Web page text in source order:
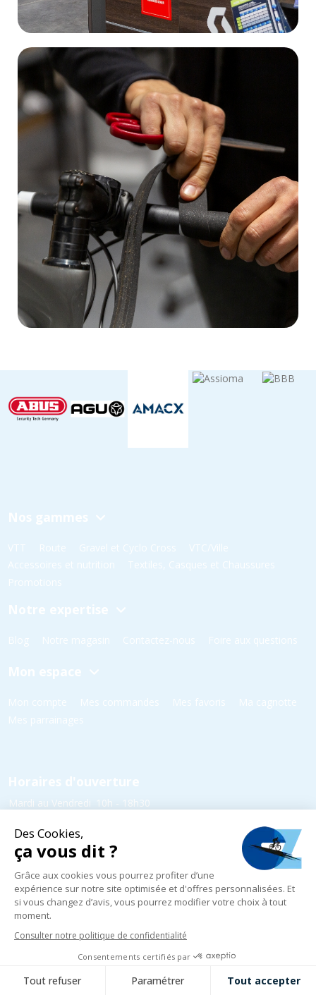
Nos gammes
VTT Route Gravel et Cyclo Cross
VTC/Ville
Accessoires et nutrition
Textiles, Casques et Chaussures
Promotions
Notre expertise
Blog Notre magasin Contactez-nous Foire aux questions
Mon espace
Mon compte Mes commandes Mes favoris
Ma cagnotte
Mes parrainages
Horaires d'ouverture
Mardi au Vendredi
10h - 18h30
Dimanche et Lundi
5 rue Yvonne Edmond Foinant,
08000 Villers-Semeuse
03 24 52 05 87
infos@cycles-zanet.com
Suivez nous sur Facebook !